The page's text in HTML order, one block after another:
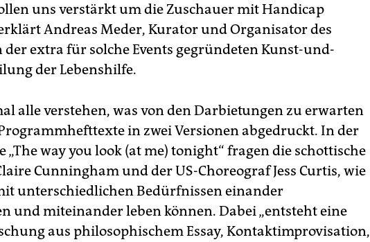
uns verstärkt um die Zuschauer mit Handicap
Andreas Meder, Kurator und Organisator des
der extra für solche Events gegründeten Kunst-und-
der Lebenshilfe.
alle verstehen, was von den Darbietungen zu erwarten
in zwei Versionen abgedruckt. In der
„The way you look (at me) tonight“ fragen die schottische
Cunningham und der US-Choreograf Jess Curtis, wie
unterschiedlichen Bedürfnissen einander
und miteinander leben können. Dabei „entsteht eine
aus philosophischem Essay, Kontaktimprovisation,